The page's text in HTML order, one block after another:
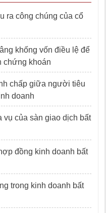
ra công chúng của cổ
khống vốn điều lệ để
chứng khoán
chấp giữa người tiêu
doanh
vụ của sàn giao dịch bất
đồng kinh doanh bất
trong kinh doanh bất